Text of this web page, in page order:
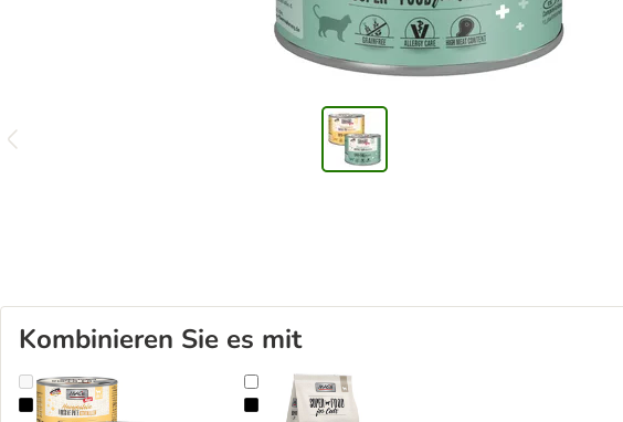
Kombinieren Sie es mit
Sparpaket MAC´s Cat Mono Sensitive 24 x 200 gMAC's Superfood for Cats Adult Monoprotein Pferd